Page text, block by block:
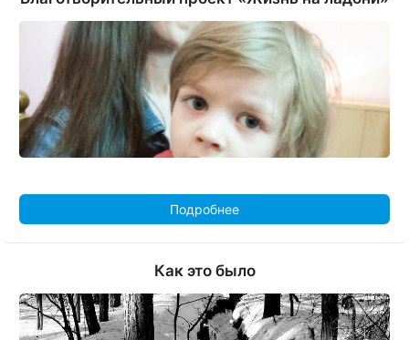
Подробнее
Как это было